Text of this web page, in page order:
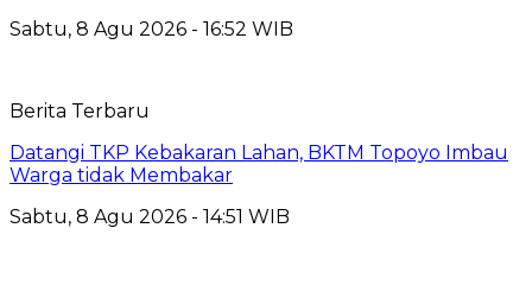
Sabtu, 8 Agu 2026 - 16:52 WIB
Berita Terbaru
Datangi TKP Kebakaran Lahan, BKTM Topoyo Imbau
Warga tidak Membakar
Sabtu, 8 Agu 2026 - 14:51 WIB